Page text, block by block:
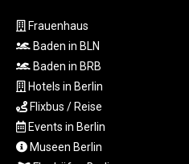
Frauenhaus
Baden in BLN
Baden in BRB
Hotels in Berlin
Flixbus / Reise
Events in Berlin
Museen Berlin